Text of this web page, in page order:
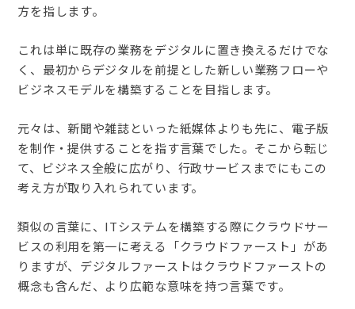
方を指します。
これは単に既存の業務をデジタルに置き換えるだけでな
く、最初からデジタルを前提とした新しい業務フローや
ビジネスモデルを構築することを目指します。
元々は、新聞や雑誌といった紙媒体よりも先に、電子版
を制作・提供することを指す言葉でした。そこから転じ
て、ビジネス全般に広がり、行政サービスまでにもこの
考え方が取り入れられています。
類似の言葉に、ITシステムを構築する際にクラウドサー
ビスの利用を第一に考える「クラウドファースト」があ
りますが、デジタルファーストはクラウドファーストの
概念も含んだ、より広範な意味を持つ言葉です。